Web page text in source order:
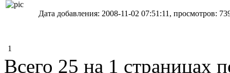
Дата добавления: 2008-11-02 07:51:11, просмотров:
1
Всего 25 на 1 страницах